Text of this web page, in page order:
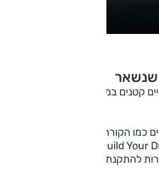
קטנים במרכיבי העיצוב בחוץ ומפרט
כמו הקורה האחורית ומסגרות
להתקנת וו גרירה.